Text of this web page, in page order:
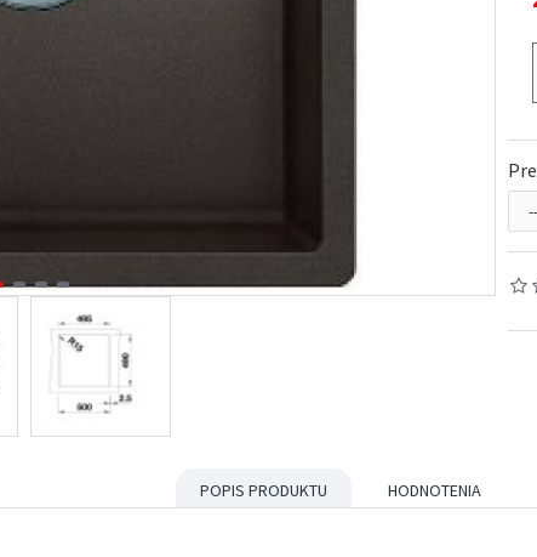
POPIS PRODUKTU HODNOTENIA